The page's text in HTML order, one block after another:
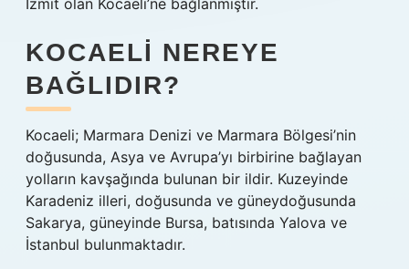
İzmit olan Kocaeli’ne bağlanmıştır.
KOCAELI NEREYE
BAĞLIDIR?
Kocaeli; Marmara Denizi ve Marmara Bölgesi’nin
doğusunda, Asya ve Avrupa’yı birbirine bağlayan
yolların kavşağında bulunan bir ildir. Kuzeyinde
Karadeniz illeri, doğusunda ve güneydoğusunda
Sakarya, güneyinde Bursa, batısında Yalova ve
İstanbul bulunmaktadır.